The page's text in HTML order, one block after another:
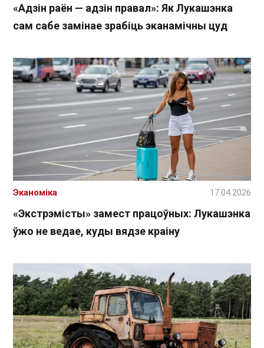
«Адзін раён — адзін правал»: Як Лукашэнка
сам сабе замінае зрабіць эканамічны цуд
«Экстрэмісты» замест працоўных: Лукашэнка
ўжо не ведае, куды вядзе краіну
Эканоміка 17.04.2026